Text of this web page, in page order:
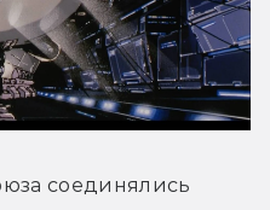
соединялись